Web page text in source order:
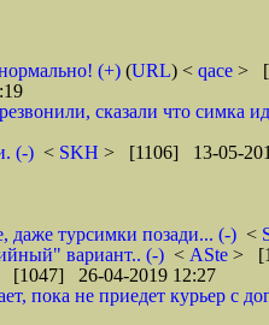
(+) (URL) < qace >
сказали что симка
(-) < SKH > [1106] 13-05-
даже турсимки позади... (-) <
вариант.. (-) < ASte >
[1047] 26-04-2019 12:27
пока не приедет курьер с